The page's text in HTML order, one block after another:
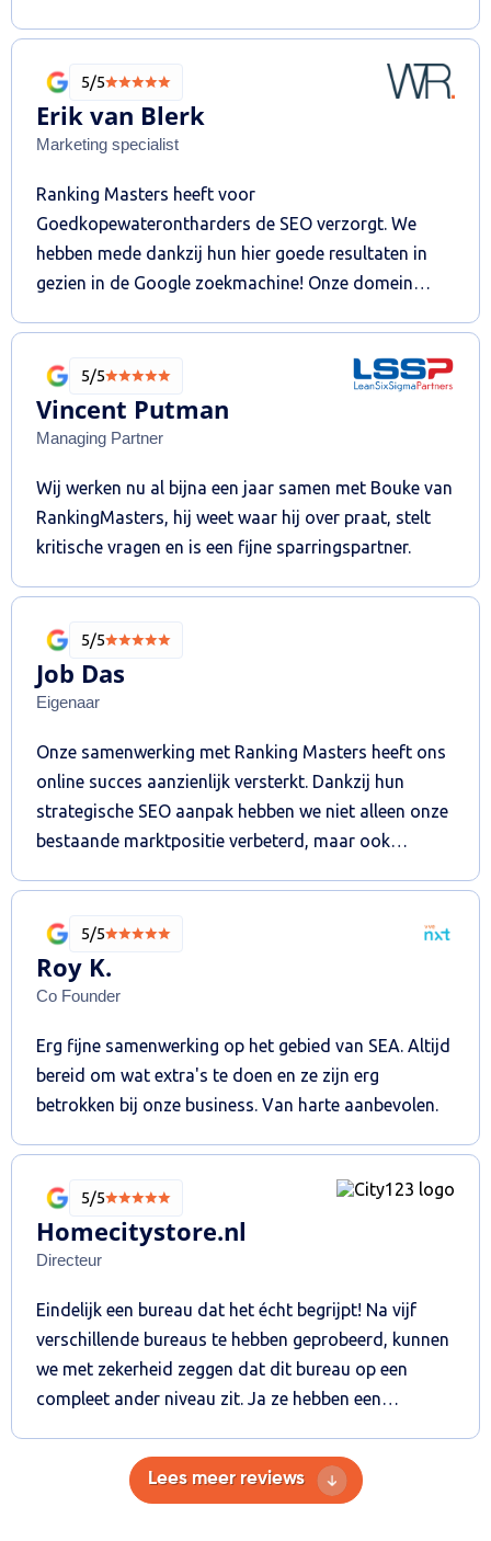
samenwerking. We zijn blij met de proactieve,
strategische betrokkenheid vanuit Rankingmasters.
5/5
Erik van Blerk
Marketing specialist
Ranking Masters heeft voor
Goedkopewaterontharders de SEO verzorgt. We
hebben mede dankzij hun hier goede resultaten in
gezien in de Google zoekmachine! Onze domein
linkbuilding netwerk die écht het verschil maakt ten
opzichte van andere aanbieders! De SEO is van een
hoog niveau! Een partner waarmee je kunt sparren
beloven. Ze zijn strategisch vernuftig en weten
daarmee met minder meer te bereiken. Ik raad
Ranking Masters dan ook van harte aan!
5/5
Vincent Putman
Managing Partner
Wij werken nu al bijna een jaar samen met Bouke van
RankingMasters, hij weet waar hij over praat, stelt
kritische vragen en is een fijne sparringspartner.
5/5
Job Das
Eigenaar
Onze samenwerking met Ranking Masters heeft ons
online succes aanzienlijk versterkt. Dankzij hun
strategische SEO aanpak hebben we niet alleen onze
bestaande marktpositie verbeterd, maar ook
onze top 3 posities en een flinke toename in relevant
verkeer.
5/5
Roy K.
Co Founder
Erg fijne samenwerking op het gebied van SEA. Altijd
bereid om wat extra's te doen en ze zijn erg
betrokken bij onze business. Van harte aanbevolen.
5/5
Homecitystore.nl
Directeur
Eindelijk een bureau dat het écht begrijpt! Na vijf
verschillende bureaus te hebben geprobeerd, kunnen
we met zekerheid zeggen dat dit bureau op een
compleet ander niveau zit. Ja ze hebben een
bureaus ook. Vanaf het begin merkten we dat de
communicatie, begeleiding en de resultaten ver
Lees meer reviews